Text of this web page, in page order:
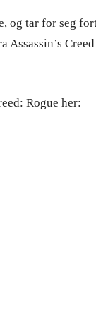
og tar for seg
Assassin’s
Rogue her: